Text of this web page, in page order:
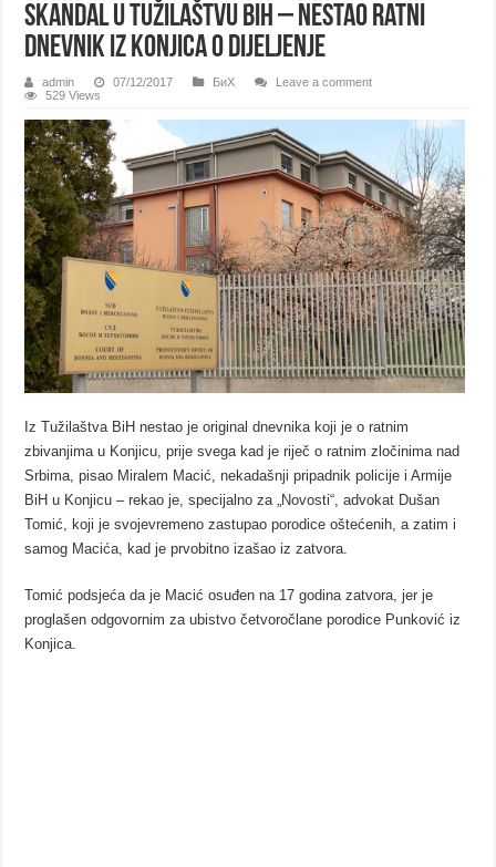
Skandal u Tužilaštvu BiH – nestao ratni
dnevnik iz Konjica 0 Dijeljenje
admin 07/12/2017 БиХ
Leave a comment
529 Views
Iz Tužilaštva BiH nestao je original dnevnika koji je o ratnim
zbivanjima u Konjicu, prije svega kad je riječ o ratnim zločinima nad
Srbima, pisao Miralem Macić, nekadašnji pripadnik policije i Armije
BiH u Konjicu – rekao je, specijalno za „Novosti“, advokat Dušan
Tomić, koji je svojevremeno zastupao porodice oštećenih, a zatim i
samog Macića, kad je prvobitno izašao iz zatvora.
Tomić podsjeća da je Macić osuđen na 17 godina zatvora, jer je
proglašen odgovornim za ubistvo četvoročlane porodice Punković iz
Konjica.